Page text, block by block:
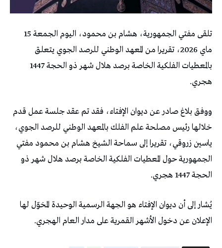
تلقى مفتي الجمهورية، هشام بن محمود، اليوم الجمعة 15
ماي 2026، تقريرا من المعهد الوطني للرصد الجوي يتعلق
بالمعطيات الفلكية الخاصة برصد هلال شهر ذو الحجة 1447
هجري.
ووفق بلاغ صادر عن ديوان الإفتاء، فقد تم عقد جلسة عمل قدم
خلالها رئيس مصلحة علم الفلك بالمعهد الوطني للرصد الجوي،
ياسين زروقي، تقريرا إلى سماحة الشيخ هشام بن محمود مفتي
الجمهورية حول المعطيات الفلكية الخاصة برصد هلال شهر ذو
الحجة 1447 هجري.
يُشار إلى أن ديوان الإفتاء هو الجهة الرسمية الوحيدة المخوّل لها
الإعلان عن دخول الأشهر القمرية على مدار العام الهجري.